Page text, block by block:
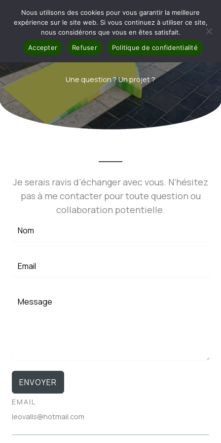
contenu
Une question ? Un projet ?
Je serais ravis d’échanger avec vous. N’hésitez
pas à me contacter pour toute question ou
collaboration potentielle.
ENVOYER
EMAIL
leovalls@hotmail.com
Nous utilisons des cookies pour vous garantir la meilleure
expérience sur le site web. Si vous continuez à utiliser ce site,
nous considérons que vous en êtes satisfait.
Accepter
Refuser Politique de confidentialité